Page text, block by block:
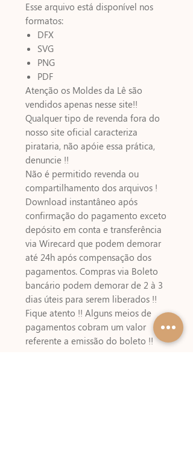
Esse arquivo está disponível nos
formatos:
DFX
SVG
PNG
PDF
Atenção os Moldes da Lê são
vendidos apenas nesse site!!
Qualquer tipo de revenda fora do
nosso site oficial caracteriza
pirataria, não apóie essa prática,
denuncie !!
Não é permitido revenda ou
compartilhamento dos arquivos !
Download instantâneo após
confirmação do pagamento exceto
depósito em conta e transferência
via Wirecard que podem demorar
até 24h após compensação dos
pagamentos. Compras via Boleto
bancário podem demorar de 2 à 3
dias úteis para serem liberados !!
Fique atento !! Alguns meios de
pagamentos cobram um valor
referente a emissão do boleto !!